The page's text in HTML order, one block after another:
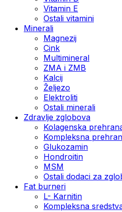
Vitamin E
Ostali vitamini
Minerali
Magnezij
Cink
Multimineral
ZMA i ZMB
Kalcij
Željezo
Elektroliti
Ostali minerali
Zdravlje zglobova
Kolagenska
Kompleksna
Glukozamin
Hondroitin
MSM
Ostali dodaci za
Fat burneri
L- Karnitin
Kompleksna